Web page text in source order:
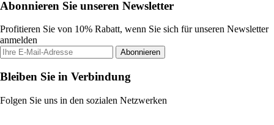
Abonnieren Sie unseren Newsletter
Profitieren Sie von 10% Rabatt, wenn Sie sich für unseren Newsletter
anmelden
Abonnieren
Bleiben Sie in Verbindung
Folgen Sie uns in den sozialen Netzwerken